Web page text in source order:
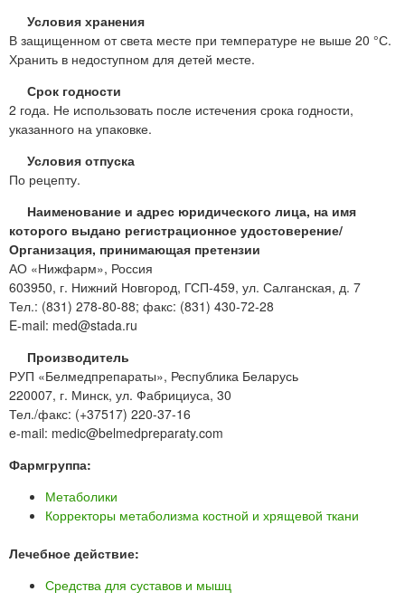
Условия хранения
В защищенном от света месте при температуре не выше 20 °С.
Хранить в недоступном для детей месте.
Срок годности
2 года. Не использовать после истечения срока годности,
указанного на упаковке.
Условия отпуска
По рецепту.
Наименование и адрес юридического лица, на имя
которого выдано регистрационное удостоверение/
Организация, принимающая претензии
АО «Нижфарм», Россия
603950, г. Нижний Новгород, ГСП-459, ул. Салганская, д. 7
Тел.: (831) 278-80-88; факс: (831) 430-72-28
E-mail: med@stada.ru
Производитель
РУП «Белмедпрепараты», Республика Беларусь
220007, г. Минск, ул. Фабрициуса, 30
Тел./факс: (+37517) 220-37-16
e-mail: medic@belmedpreparaty.com
Фармгруппа:
Метаболики
Корректоры метаболизма костной и хрящевой ткани
Лечебное действие:
Средства для суставов и мышц